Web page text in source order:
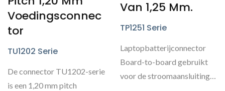
Voedingsconnec
Tor
TU1202 Serie
De connector TU1202-serie
is een 1,20 mm pitch
Van 1,25 Mm.
TP1251 Serie
Laptopbatterijconnector
Board-to-board gebruikt
voor de stroomaansluiting